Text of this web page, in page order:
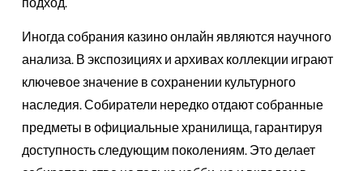
Иногда собрания казино онлайн являются научного
анализа. В экспозициях и архивах коллекции играют
ключевое значение в сохранении культурного
наследия. Собиратели нередко отдают собранные
предметы в официальные хранилища, гарантируя
доступность следующим поколениям. Это делает